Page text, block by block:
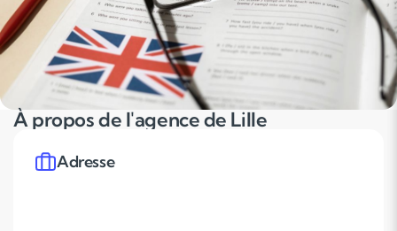
À propos de l'agence de Lille
Adresse